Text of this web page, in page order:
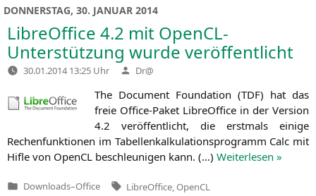
DONNERSTAG, 30. JANUAR 2014
LibreOffice 4.2 mit OpenCL-
Unterstützung wurde veröffentlicht
30.01.2014 13:25 Uhr Verfasst
von
Dr@
The Docu­ment Foun­da­ti­on (TDF) hat das
freie Office-Paket Libre­Of­fice in der Ver­si­on
4.2 ver­öf­fent­licht, die erst­mals eini­ge
Rechen­funk­tio­nen im Tabel­len­kal­ku­la­ti­ons­pro­gramm Calc mit
Hif­le von Open­CL beschleu­ni­gen kann. (…) Wei­ter­le­sen »
Veröffentlicht
Downloads–Office Tags:
LibreOffice OpenCL